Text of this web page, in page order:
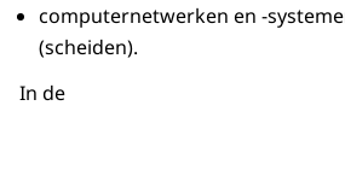
computernetwerken en -
(scheiden).
In de